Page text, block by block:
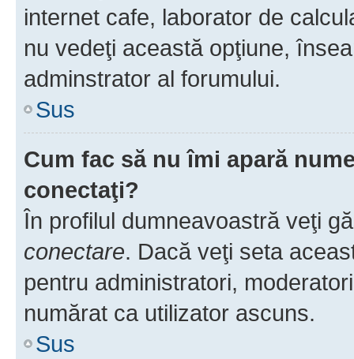
internet cafe, laborator de
nu vedeţi această opţiune,
adminstrator al forumului.
Sus
Cum fac să nu îmi apară
conectaţi?
În profilul dumneavoastră veţi
conectare. Dacă veţi seta
pentru administratori,
numărat ca utilizator ascuns.
Sus